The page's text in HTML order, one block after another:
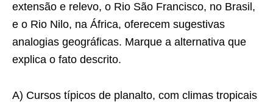
extensão e relevo, o Rio São Francisco, no Brasil,
e o Rio Nilo, na África, oferecem sugestivas
analogias geográficas. Marque a alternativa que
explica o fato descrito.
A) Cursos típicos de planalto, com climas tropicais